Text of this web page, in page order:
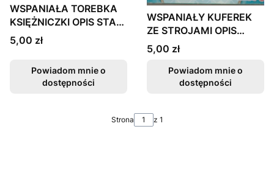
WSPANIAŁA TOREBKA
KSIĘŻNICZKI OPIS STAN
BDB FV
Cena
5,00 zł
Powiadom mnie o
dostępności
WSPANIAŁY KUFEREK
ZE STROJAMI OPIS
STAN BDB FV
Cena
5,00 zł
Powiadom mnie o
dostępności
Strona z 1